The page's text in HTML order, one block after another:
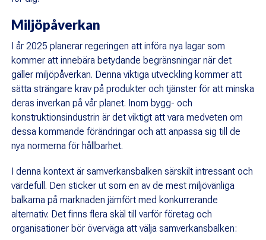
Miljöpåverkan
I år 2025 planerar regeringen att införa nya lagar som
kommer att innebära betydande begränsningar när det
gäller miljöpåverkan. Denna viktiga utveckling kommer att
sätta strängare krav på produkter och tjänster för att minska
deras inverkan på vår planet. Inom bygg- och
konstruktionsindustrin är det viktigt att vara medveten om
dessa kommande förändringar och att anpassa sig till de
nya normerna för hållbarhet.
I denna kontext är samverkansbalken särskilt intressant och
värdefull. Den sticker ut som en av de mest miljövänliga
balkarna på marknaden jämfört med konkurrerande
alternativ. Det finns flera skäl till varför företag och
organisationer bör överväga att välja samverkansbalken: